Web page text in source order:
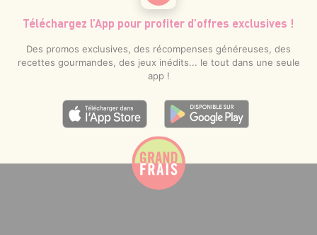
Téléchargez l’App pour profiter d’offres exclusives !
Des promos exclusives, des récompenses généreuses, des
recettes gourmandes, des jeux inédits... le tout dans une seule
app !